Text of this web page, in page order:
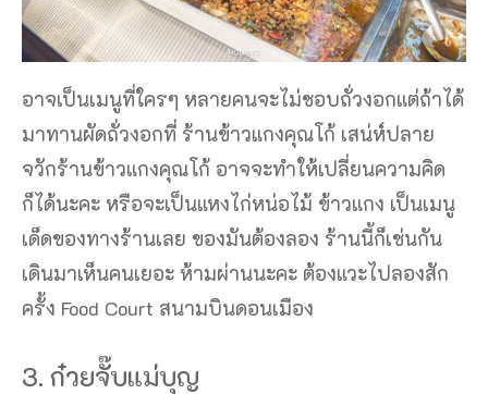
อาจเป็นเมนูที่ใครๆ หลายคนจะไม่ชอบถั่วงอกแต่ถ้าได้
มาทานผัดถั่วงอกที่ ร้านข้าวแกงคุณโก้ เสน่ห์ปลาย
จวักร้านข้าวแกงคุณโก้ อาจจะทำให้เปลี่ยนความคิด
ก็ได้นะคะ หรือจะเป็นแหงไก่หน่อไม้ ข้าวแกง เป็นเมนู
เด็ดของทางร้านเลย ของมันต้องลอง ร้านนี้ก็เช่นกัน
เดินมาเห็นคนเยอะ ห้ามผ่านนะคะ ต้องแวะไปลองสัก
ครั้ง Food Court สนามบินดอนเมือง
3. ก๋วยจั๊บแม่บุญ